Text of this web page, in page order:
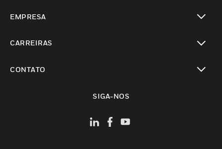
EMPRESA
CARREIRAS
CONTATO
SIGA-NOS